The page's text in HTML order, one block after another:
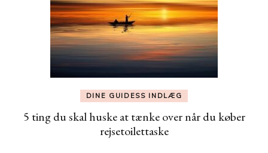
DINE GUIDESS INDLÆG
5 ting du skal huske at tænke over når du køber
rejsetoilettaske